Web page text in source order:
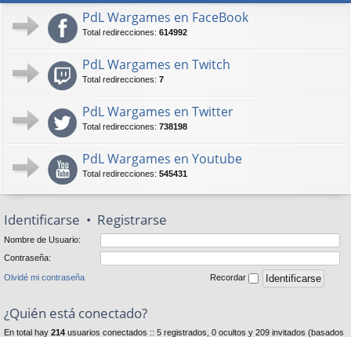
PdL Wargames en FaceBook
Total redirecciones: 614992
PdL Wargames en Twitch
Total redirecciones: 7
PdL Wargames en Twitter
Total redirecciones: 738198
PdL Wargames en Youtube
Total redirecciones: 545431
Identificarse • Registrarse
Nombre de Usuario:
Contraseña:
Olvidé mi contraseña Recordar
¿Quién está conectado?
En total hay 214 usuarios conectados :: 5 registrados, 0 ocultos y 209 invitados (basados